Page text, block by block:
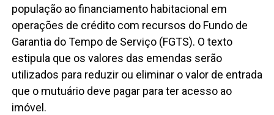
população ao financiamento habitacional em
operações de crédito com recursos do Fundo de
Garantia do Tempo de Serviço (FGTS). O texto
estipula que os valores das emendas serão
utilizados para reduzir ou eliminar o valor de entrada
que o mutuário deve pagar para ter acesso ao
imóvel.